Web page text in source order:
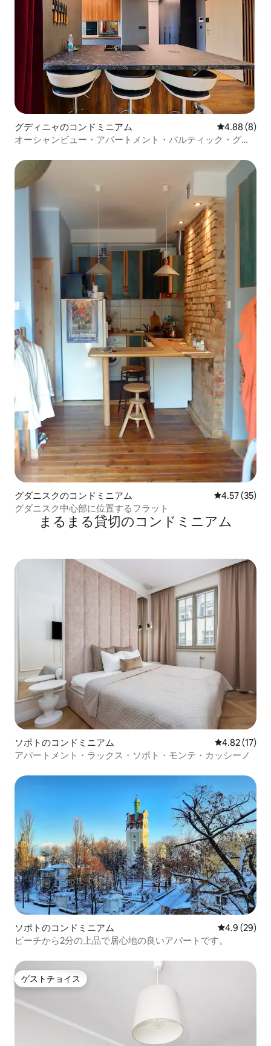
グディニャのコンドミニアム レビュー8件
4.88 (8)
オーシャンビュー・アパートメント・バルティック・グデ
グダニスクのコンドミニアム レビュー35
4.57 (35)
グダニスク中心部に位置するフラット
まるまる貸切のコンドミニアム
ソポトのコンドミニアム レビュー17
4.82 (17)
アパートメント・ラックス・ソポト・モンテ・カッシーノ
ソポトのコンドミニアム レビュー29
4.9 (29)
ビーチから2分の上品で居心地の良いアパートです。
ゲストチョイス
ゲストチョイス